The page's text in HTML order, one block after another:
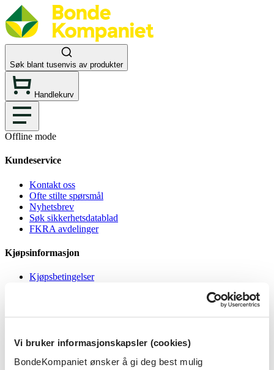
Vi bruker informasjonskapsler (cookies)
BondeKompaniet ønsker å gi deg best mulig
Søk blant tusenvis av produkter
Handlekurv
Offline mode
Kundeservice
Kontakt oss
Ofte stilte spørsmål
Nyhetsbrev
Søk sikkerhetsdatablad
FKRA avdelinger
Kjøpsinformasjon
Kjøpsbetingelser
Informasjonskapsler
BondeKompaniet